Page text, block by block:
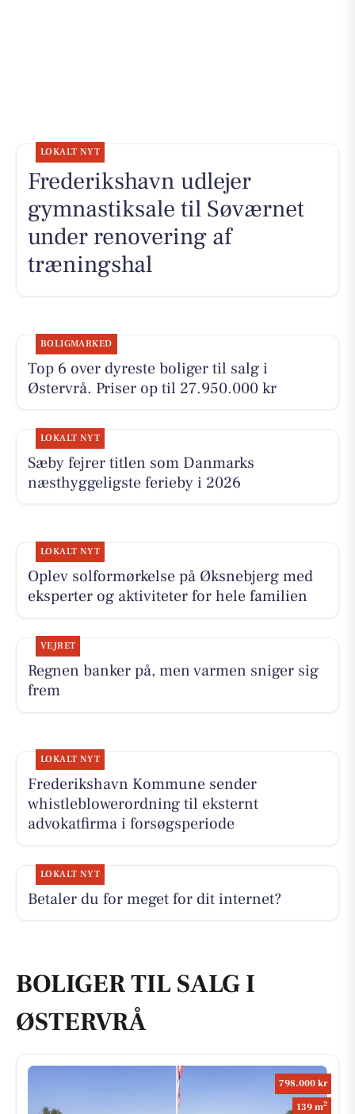
LOKALT NYT
Frederikshavn udlejer
gymnastiksale til Søværnet
under renovering af
træningshal
BOLIGMARKED
Top 6 over dyreste boliger til salg i
Østervrå. Priser op til 27.950.000 kr
LOKALT NYT
Sæby fejrer titlen som Danmarks
næsthyggeligste ferieby i 2026
LOKALT NYT
Oplev solformørkelse på Øksnebjerg med
eksperter og aktiviteter for hele familien
VEJRET
Regnen banker på, men varmen sniger sig
frem
LOKALT NYT
Frederikshavn Kommune sender
whistleblowerordning til eksternt
advokatfirma i forsøgsperiode
LOKALT NYT
Betaler du for meget for dit internet?
BOLIGER TIL SALG I
ØSTERVRÅ
798.000 kr
139 m2